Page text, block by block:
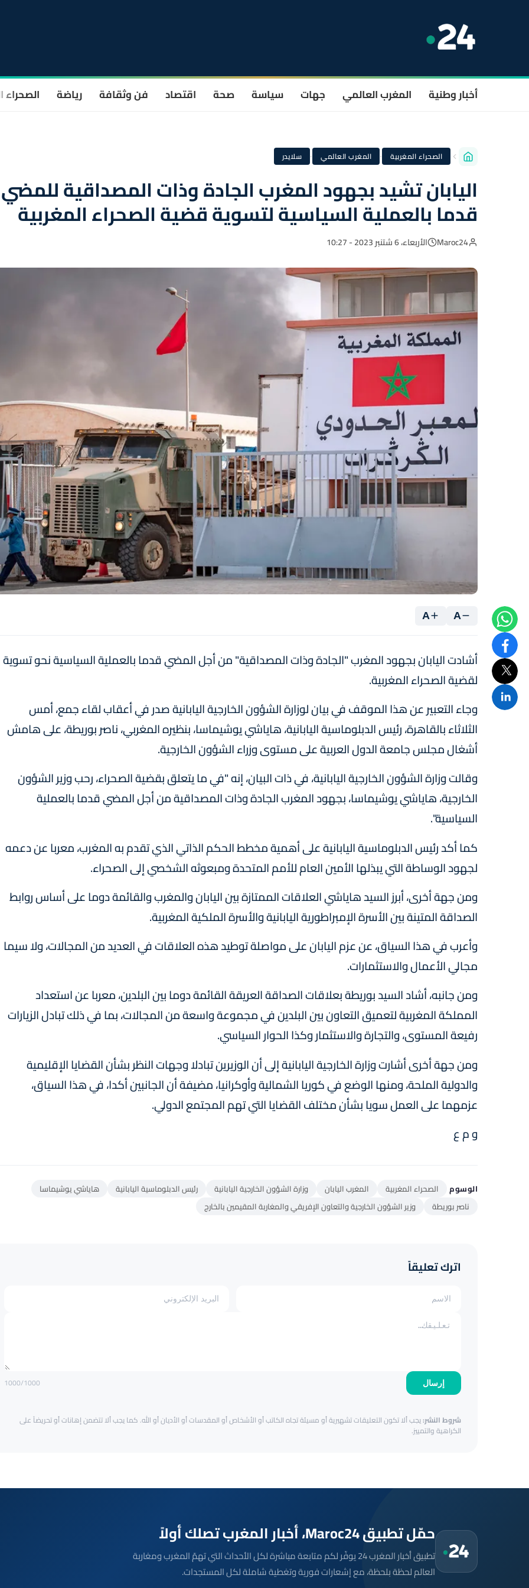
أخبار وطنية المغرب العالمي جهات سياسة صحة اقتصاد فن وثقافة رياضة الصحراء
الصحراء المغربية · المغرب العالمي · سلايدر
اليابان تشيد بجهود المغرب الجادة وذات المصداقية للمضي
قدما بالعملية السياسية لتسوية قضية الصحراء المغربية
Maroc24 الأربعاء، 6 شتنبر 2023 - 10:27
A
A
أشادت اليابان بجهود المغرب "الجادة وذات المصداقية" من أجل المضي قدما بالعملية السياسية نحو تسوية
لقضية الصحراء المغربية.
وجاء التعبير عن هذا الموقف في بيان لوزارة الشؤون الخارجية اليابانية صدر في أعقاب لقاء جمع، أمس
الثلاثاء بالقاهرة، رئيس الدبلوماسية اليابانية، هاياشي يوشيماسا، بنظيره المغربي، ناصر بوريطة، على هامش
أشغال مجلس جامعة الدول العربية على مستوى وزراء الشؤون الخارجية.
وقالت وزارة الشؤون الخارجية اليابانية، في ذات البيان، إنه "في ما يتعلق بقضية الصحراء، رحب وزير الشؤون
الخارجية، هاياشي يوشيماسا، بجهود المغرب الجادة وذات المصداقية من أجل المضي قدما بالعملية
السياسية".
كما أكد رئيس الدبلوماسية اليابانية على أهمية مخطط الحكم الذاتي الذي تقدم به المغرب، معربا عن دعمه
لجهود الوساطة التي يبذلها الأمين العام للأمم المتحدة ومبعوثه الشخصي إلى الصحراء.
ومن جهة أخرى، أبرز السيد هاياشي العلاقات الممتازة بين اليابان والمغرب والقائمة دوما على أساس روابط
الصداقة المتينة بين الأسرة الإمبراطورية اليابانية والأسرة الملكية المغربية.
وأعرب في هذا السياق، عن عزم اليابان على مواصلة توطيد هذه العلاقات في العديد من المجالات، ولا سيما
مجالي الأعمال والاستثمارات.
ومن جانبه، أشاد السيد بوريطة بعلاقات الصداقة العريقة القائمة دوما بين البلدين، معربا عن استعداد
المملكة المغربية لتعميق التعاون بين البلدين في مجموعة واسعة من المجالات، بما في ذلك تبادل الزيارات
رفيعة المستوى، والتجارة والاستثمار وكذا الحوار السياسي.
ومن جهة أخرى أشارت وزارة الخارجية اليابانية إلى أن الوزيرين تبادلا وجهات النظر بشأن القضايا الإقليمية
والدولية الملحة، ومنها الوضع في كوريا الشمالية وأوكرانيا، مضيفة أن الجانبين أكدا، في هذا السياق،
عزمهما على العمل سويا بشأن مختلف القضايا التي تهم المجتمع الدولي.
و م ع
الوسوم الصحراء المغربية المغرب اليابان وزارة الشؤون الخارجية اليابانية رئيس الدبلوماسية اليابانية
هاياشي يوشيماسا
ناصر بوريطة
وزير الشؤون الخارجية والتعاون الإفريقي والمغاربة المقيمين بالخارج
اترك تعليقاً
إرسال 1000/1000
شروط النشر:يجب ألا تكون التعليقات تشهيرية أو مسيئة تجاه الكاتب أو الأشخاص أو المقدسات أو الأديان أو الله. كما يجب ألا تتضمن إهانات أو تحريضاً على
الكراهية والتمييز.
حمّل تطبيق Maroc24، أخبار المغرب تصلك أولاً
تطبيق أخبار المغرب 24 يوفّر لكم متابعة مباشرة لكل الأحداث التي تهمّ المغرب ومغاربة
العالم لحظة بلحظة، مع إشعارات فورية وتغطية شاملة لكل المستجدات.